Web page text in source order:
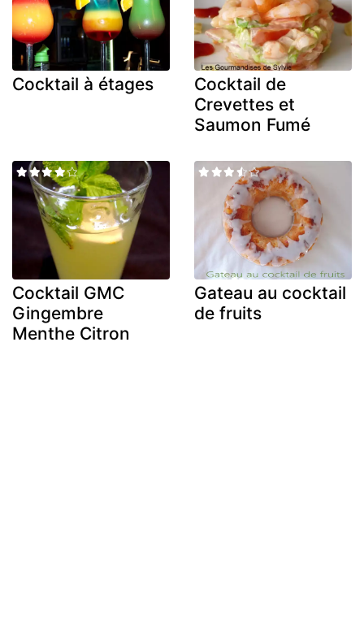
Cocktail à étages
Cocktail de
Crevettes et
Saumon Fumé
Cocktail GMC
Gingembre
Menthe Citron
Gateau au cocktail
de fruits